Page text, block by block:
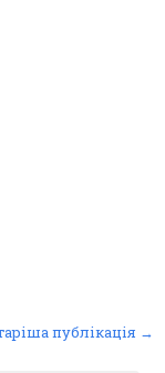
публікація →